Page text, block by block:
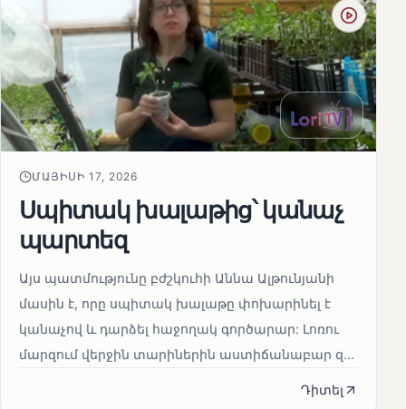
ՄԱՅԻՍԻ 17, 2026
Սպիտակ խալաթից՝ կանաչ
պարտեզ
Այս պատմությունը բժշկուհի Աննա Ալթունյանի
մասին է, որը սպիտակ խալաթը փոխարինել է
կանաչով և դարձել հաջողակ գործարար: Լոռու
մարզում վերջին տարիներին աստիճանաբար զ...
Դիտել